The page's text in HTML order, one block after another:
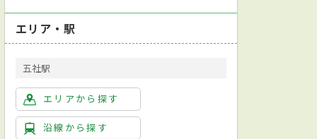
エリア・駅
五社駅
エリアから探す
沿線から探す